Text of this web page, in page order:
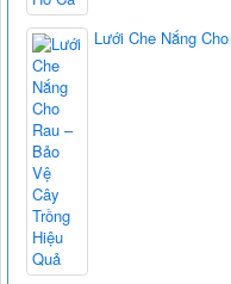
Lưới Che Nắng